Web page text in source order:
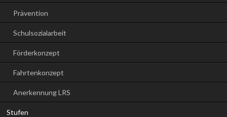
Prävention
Schulsozialarbeit
Förderkonzept
Fahrtenkonzept
Anerkennung LRS
Stufen